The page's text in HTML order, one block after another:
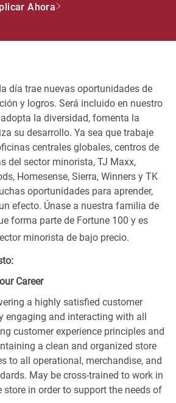
Ahora
día trae nuevas oportunidades de
y logros. Será incluido en nuestro
la diversidad, fomenta la
su desarrollo. Ya sea que trabaje
centrales globales, centros de
del sector minorista, TJ Maxx,
Homesense, Sierra, Winners y TK
oportunidades para aprender,
efecto. Únase a nuestra familia de
forma parte de Fortune 100 y es
minorista de bajo precio.
Career
a highly satisfied customer
engaging and interacting with all
customer experience principles and
a clean and organized store
to all operational, merchandise, and
May be cross-trained to work in
in order to support the needs of